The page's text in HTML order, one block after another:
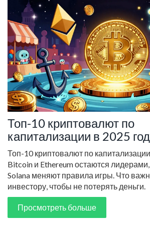
Топ-10 криптовалют по
капитализации в 2025
лидирует и почему
Топ-10 криптовалют по
Bitcoin и Ethereum остаются
Solana меняют правила игры. Что
инвестору, чтобы не потерять деньги.
Просмотреть больше